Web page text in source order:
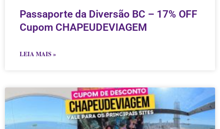
Passaporte da Diversão BC – 17% OFF
Cupom CHAPEUDEVIAGEM
LEIA MAIS »